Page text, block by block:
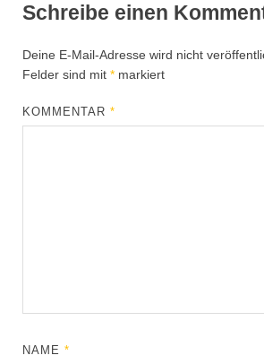
Schreibe einen
Deine E-Mail-Adresse wird nicht
Felder sind mit * markiert
KOMMENTAR*
NAME*